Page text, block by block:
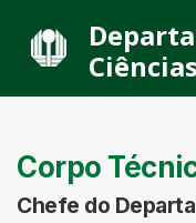
Corpo
Chefe do